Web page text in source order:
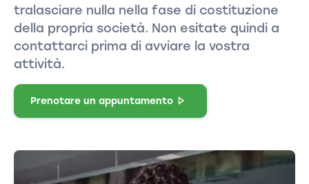
tralasciare nulla nella fase di costituzione
della propria società. Non esitate quindi a
contattarci prima di avviare la vostra
attività.
Prenotare un appuntamento